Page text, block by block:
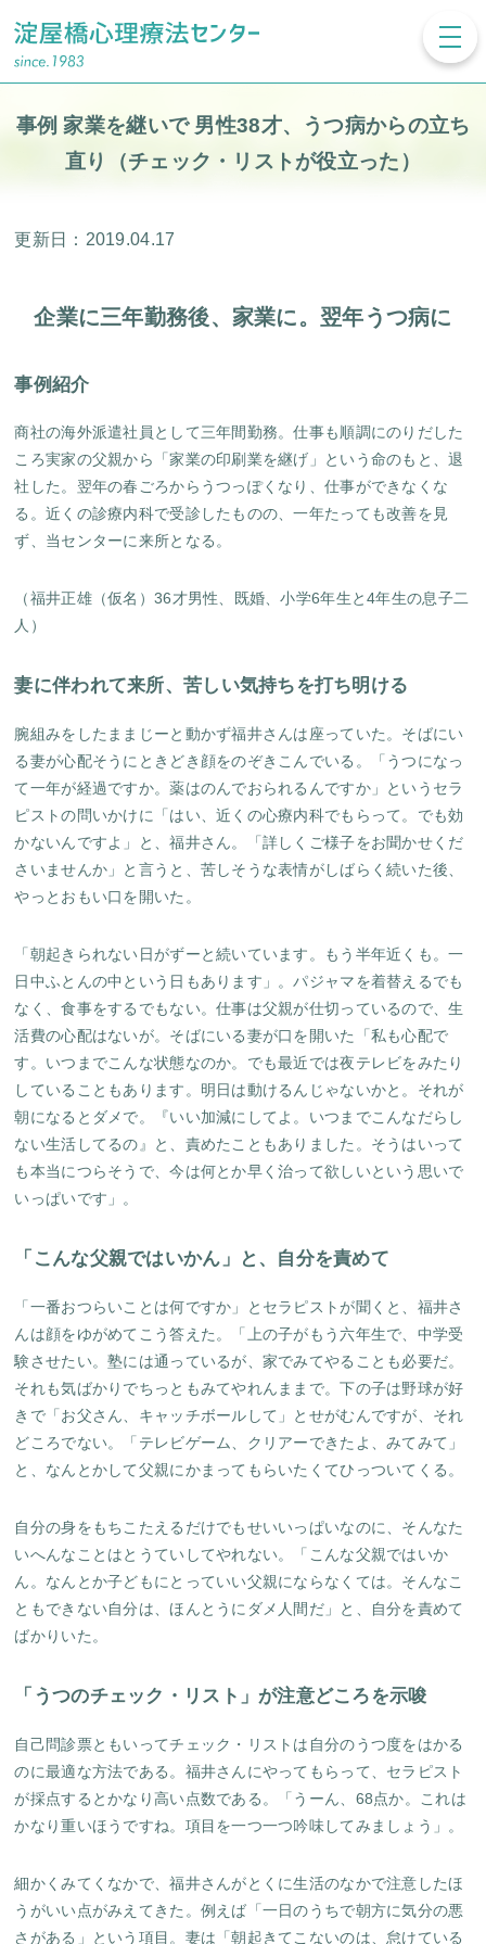
事例 家業を継いで 男性38才、うつ病からの立ち
直り（チェック・リストが役立った）
更新日：2019.04.17
企業に三年勤務後、家業に。翌年うつ病に
事例紹介
商社の海外派遣社員として三年間勤務。仕事も順調にのりだした
ころ実家の父親から「家業の印刷業を継げ」という命のもと、退
社した。翌年の春ごろからうつっぽくなり、仕事ができなくな
る。近くの診療内科で受診したものの、一年たっても改善を見
ず、当センターに来所となる。
（福井正雄（仮名）36才男性、既婚、小学6年生と4年生の息子二
人）
妻に伴われて来所、苦しい気持ちを打ち明ける
腕組みをしたままじーと動かず福井さんは座っていた。そばにい
る妻が心配そうにときどき顔をのぞきこんでいる。「うつになっ
て一年が経過ですか。薬はのんでおられるんですか」というセラ
ピストの問いかけに「はい、近くの心療内科でもらって。でも効
かないんですよ」と、福井さん。「詳しくご様子をお聞かせくだ
さいませんか」と言うと、苦しそうな表情がしばらく続いた後、
やっとおもい口を開いた。
「朝起きられない日がずーと続いています。もう半年近くも。一
日中ふとんの中という日もあります」。パジャマを着替えるでも
なく、食事をするでもない。仕事は父親が仕切っているので、生
活費の心配はないが。そばにいる妻が口を開いた「私も心配で
す。いつまでこんな状態なのか。でも最近では夜テレビをみたり
していることもあります。明日は動けるんじゃないかと。それが
朝になるとダメで。『いい加減にしてよ。いつまでこんなだらし
ない生活してるの』と、責めたこともありました。そうはいって
も本当につらそうで、今は何とか早く治って欲しいという思いで
いっぱいです」。
「こんな父親ではいかん」と、自分を責めて
「一番おつらいことは何ですか」とセラピストが聞くと、福井さ
んは顔をゆがめてこう答えた。「上の子がもう六年生で、中学受
験させたい。塾には通っているが、家でみてやることも必要だ。
それも気ばかりでちっともみてやれんままで。下の子は野球が好
きで「お父さん、キャッチボールして」とせがむんですが、それ
どころでない。「テレビゲーム、クリアーできたよ、みてみて」
と、なんとかして父親にかまってもらいたくてひっついてくる。
自分の身をもちこたえるだけでもせいいっぱいなのに、そんなた
いへんなことはとうていしてやれない。「こんな父親ではいか
ん。なんとか子どもにとっていい父親にならなくては。そんなこ
ともできない自分は、ほんとうにダメ人間だ」と、自分を責めて
ばかりいた。
「うつのチェック・リスト」が注意どころを示唆
自己問診票ともいってチェック・リストは自分のうつ度をはかる
のに最適な方法である。福井さんにやってもらって、セラピスト
が採点するとかなり高い点数である。「うーん、68点か。これは
かなり重いほうですね。項目を一つ一つ吟味してみましょう」。
細かくみてくなかで、福井さんがとくに生活のなかで注意したほ
うがいい点がみえてきた。例えば「一日のうちで朝方に気分の悪
さがある」という項目。妻は「朝起きてこないのは、怠けている